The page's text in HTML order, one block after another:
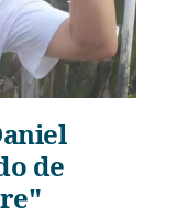
de